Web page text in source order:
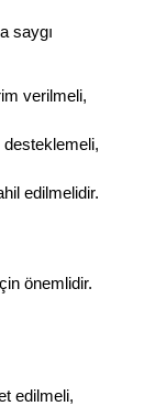
saygı
verilmeli,
desteklemeli,
edilmelidir.
önemlidir.
edilmeli,